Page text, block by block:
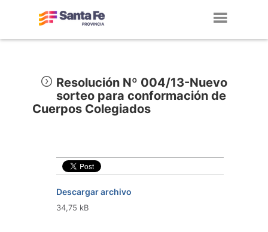
Resolución Nº 004/13-Nuevo
sorteo para conformación de
Cuerpos Colegiados
Descargar archivo
34,75 kB